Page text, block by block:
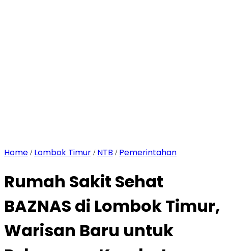
Home / Lombok Timur / NTB / Pemerintahan
Rumah Sakit Sehat
BAZNAS di Lombok Timur,
Warisan Baru untuk